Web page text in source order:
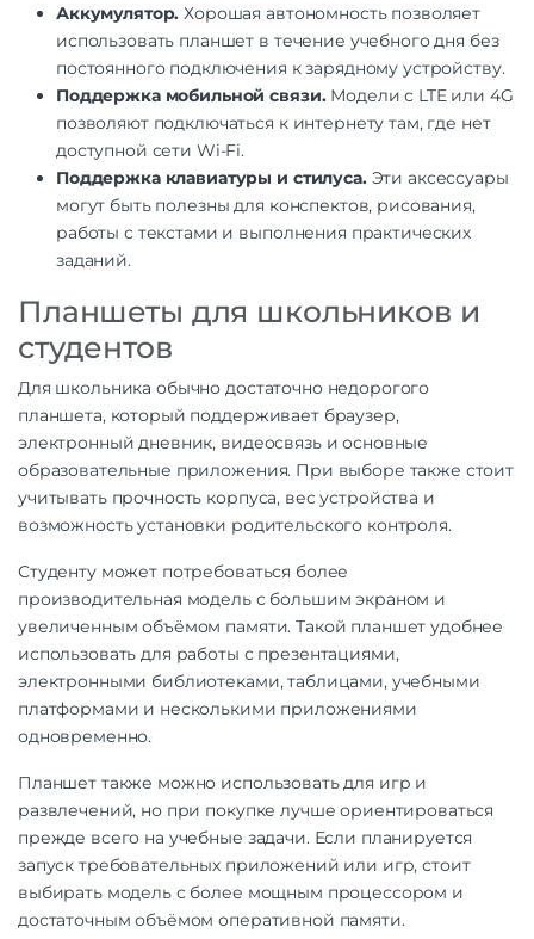
Аккумулятор. Хорошая автономность позволяет
использовать планшет в течение учебного дня без
постоянного подключения к зарядному устройству.
Поддержка мобильной связи.Модели с LTE или 4G
позволяют подключаться к интернету там, где нет
доступной сети Wi-Fi.
Поддержка клавиатуры и стилуса.Эти аксессуары
могут быть полезны для конспектов, рисования,
работы с текстами и выполнения практических
заданий.
Планшеты для школьников и
студентов
Для школьника обычно достаточно недорогого
планшета, который поддерживает браузер,
электронный дневник, видеосвязь и основные
образовательные приложения. При выборе также стоит
учитывать прочность корпуса, вес устройства и
возможность установки родительского контроля.
Студенту может потребоваться более
производительная модель с большим экраном и
увеличенным объёмом памяти. Такой планшет удобнее
использовать для работы с презентациями,
электронными библиотеками, таблицами, учебными
платформами и несколькими приложениями
одновременно.
Планшет также можно использовать для игр и
развлечений, но при покупке лучше ориентироваться
прежде всего на учебные задачи. Если планируется
запуск требовательных приложений или игр, стоит
выбирать модель с более мощным процессором и
достаточным объёмом оперативной памяти.